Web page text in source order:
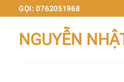
GỌI: 0762051968
NGUYỄN